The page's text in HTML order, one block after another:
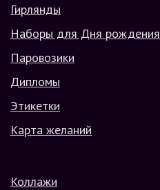
Гирлянды
Наборы для Дня рождения
Паровозики
Дипломы
Этикетки
Карта желаний
Коллажи